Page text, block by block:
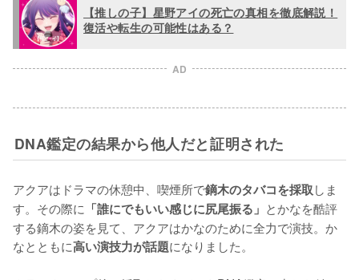
【推しの子】星野アイの死亡の真相を徹底解説！
復活や転生の可能性はある？
AD
DNA鑑定の結果から他人だと証明された
アクアはドラマの休憩中、喫煙所で鏑木のタバコを採取しま
す。その際に 「誰にでもいい感じに尻尾振る」 とかなを酷評
する鏑木の姿を見て、アクアはかなのために全力で演技。か
なとともに高い演技力が話題になりました。